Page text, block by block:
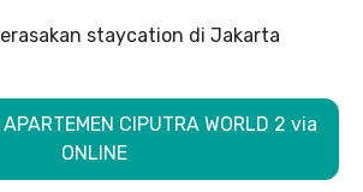
staycation di Jakarta
CIPUTRA WORLD 2 via
ONLINE